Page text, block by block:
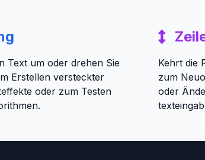
Text um oder drehen Sie
Erstellen versteckter
oder zum Testen
Kehrt die
zum
oder